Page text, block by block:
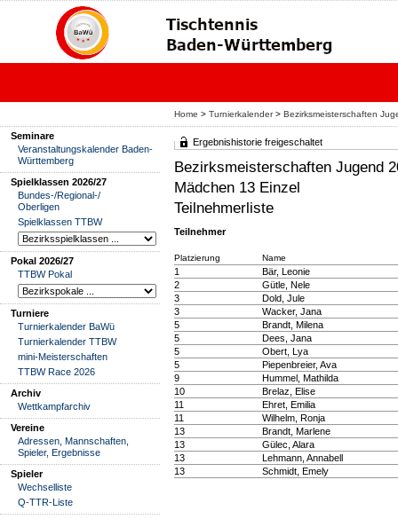
Home > Turnierkalender> Bezirksmeisterschaften
Seminare
Veranstaltungskalender Baden-
Württemberg
Spielklassen 2026/27
Bundes-/Regional-/
Oberligen
Spielklassen TTBW
Pokal 2026/27
TTBW Pokal
Turniere
Turnierkalender BaWü
Turnierkalender TTBW
mini-Meisterschaften
TTBW Race 2026
Archiv
Wettkampfarchiv
Vereine
Adressen, Mannschaften,
Spieler, Ergebnisse
Spieler
Wechselliste
Q-TTR-Liste
Ergebnishistorie freigeschaltet
Bezirksmeisterschaften Jugend
Mädchen 13 Einzel
Teilnehmerliste
Teilnehmer
Platzierung Name
1
Bär, Leonie
2
Gütle, Nele
3
Dold, Jule
3
Wacker, Jana
5
Brandt, Milena
5
Dees, Jana
5
Obert, Lya
5
Piepenbreier, Ava
9
Hummel, Mathilda
10
Brelaz, Elise
11
Ehret, Emilia
11
Wilhelm, Ronja
13
Brandt, Marlene
13
Gülec, Alara
13
Lehmann, Annabell
13
Schmidt, Emely